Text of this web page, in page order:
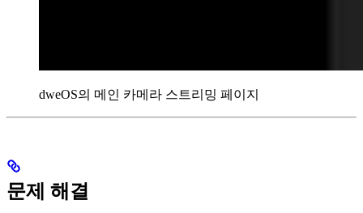
dweOS의 메인 카메라 스트리밍 페이지
문제 해결